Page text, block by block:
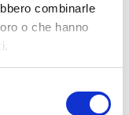
combinarle
o che hanno